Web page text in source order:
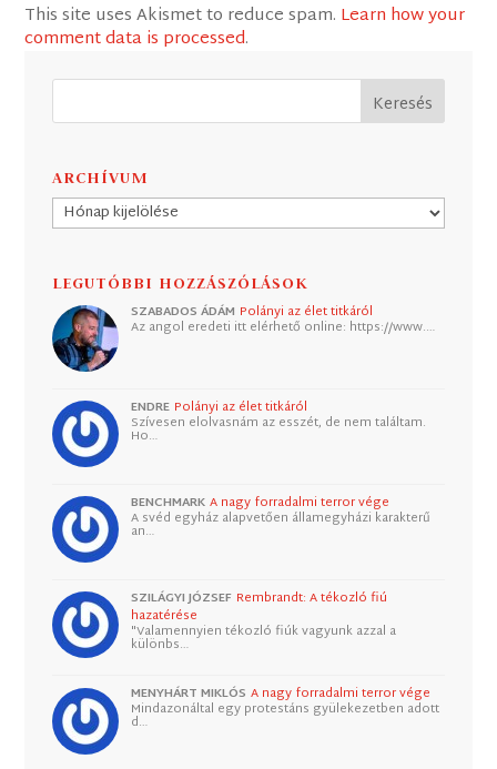
This site uses Akismet to reduce spam. Learn how your
comment data is processed.
ARCHÍVUM
Archívum
LEGUTÓBBI HOZZÁSZÓLÁSOK
SZABADOS ÁDÁM Polányi az élet titkáról
Az angol eredeti itt elérhető online: https://www.…
ENDRE Polányi az élet titkáról
Szívesen elolvasnám az esszét, de nem találtam.
Ho…
BENCHMARK A nagy forradalmi terror vége
A svéd egyház alapvetően államegyházi karakterű
an…
SZILÁGYI JÓZSEF Rembrandt: A tékozló fiú
hazatérése
"Valamennyien tékozló fiúk vagyunk azzal a
különbs…
MENYHÁRT MIKLÓS A nagy forradalmi terror vége
Mindazonáltal egy protestáns gyülekezetben adott
d…